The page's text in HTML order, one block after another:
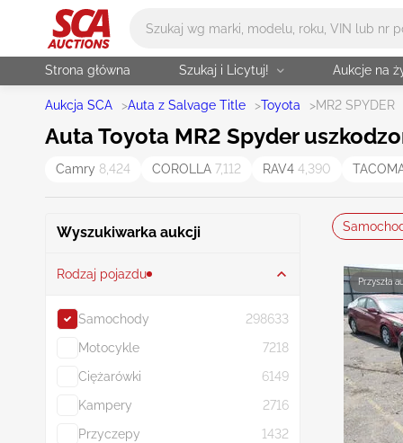
Strona główna Szukaj i Licytuj! Aukcje na
Aukcja SCA >Auta z Salvage Title >Toyota >MR2 SPYDER
Auta Toyota MR2 Spyder
Camry 8,424 COROLLA 7,112 RAV4 4,390
Wyszukiwarka aukcji
Rodzaj pojazdu
Samochody
298633
Motocykle
7218
Ciężarówki
6149
Kampery
2716
Przyczepy
1432
Przyszła